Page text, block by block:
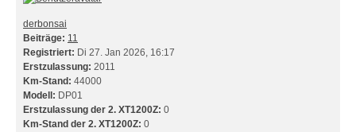
derbonsai
Beiträge: 11
Registriert: Di 27. Jan 2026, 16:17
Erstzulassung: 2011
Km-Stand: 44000
Modell: DP01
Erstzulassung der 2. XT1200Z: 0
Km-Stand der 2. XT1200Z: 0